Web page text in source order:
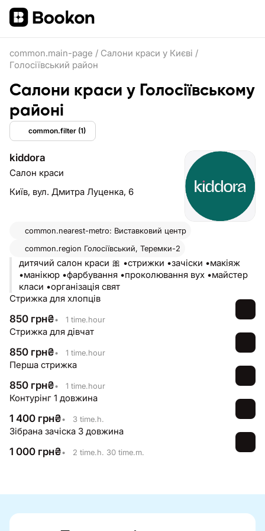
common.main-page / Салони краси у Києві /
Голосіївський район
Салони краси у Голосіївському
районі
common.filter (1)
kiddora
Салон краси
Київ, вул. Дмитра Луценка, 6
common.nearest-metro: Виставковий центр
common.region Голосіївський, Теремки-2
дитячий салон краси 🎀 •стрижки •зачіски •макіяж
•манікюр •фарбування •проколювання вух •майстер
класи •організація свят
Стрижка для хлопців
850 грн₴• 1 time.hour
Стрижка для дівчат
850 грн₴• 1 time.hour
Перша стрижка
850 грн₴• 1 time.hour
Контурінг 1 довжина
1 400 грн₴• 3 time.h.
Зібрана зачіска 3 довжина
1 000 грн₴• 2 time.h. 30 time.m.